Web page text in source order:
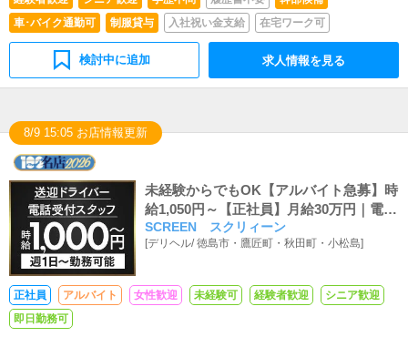
車･バイク通勤可
制服貸与 入社祝い金支給 在宅ワーク可
検討中に追加 求人情報を見る
8/9 15:05 お店情報更新
未経験からでもOK【アルバイト急募】時
給1,050円～【正社員】月給30万円｜電話
受付・HP更新・キャスト送迎募集中
SCREEN スクリィーン
[デリヘル/徳島市・鷹匠町・秋田町・小松島]
正社員 アルバイト 女性歓迎 未経験可 経験者歓迎
シニア歓迎
即日勤務可